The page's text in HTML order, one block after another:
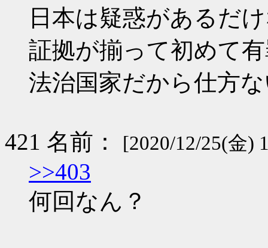
日本は疑惑があるだ
証拠が揃って初めて
法治国家だから仕方
421 名前： [2020/12/25(金)
>>403
何回なん？